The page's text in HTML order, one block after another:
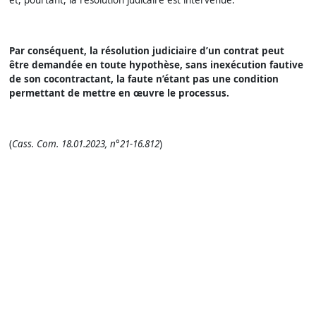
Par conséquent, la résolution judiciaire d’un contrat peut
être demandée en toute hypothèse, sans inexécution fautive
de son cocontractant, la faute n’étant pas une condition
permettant de mettre en œuvre le processus.
(Cass. Com. 18.01.2023, n°21-16.812)